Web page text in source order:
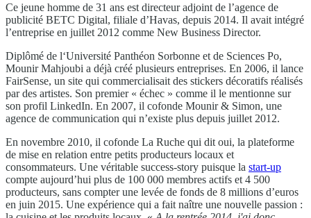
Ce jeune homme de 31 ans est directeur adjoint de l’agence de
publicité BETC Digital, filiale d’Havas, depuis 2014. Il avait intégré
l’entreprise en juillet 2012 comme New Business Director.
Diplômé de l‘Université Panthéon Sorbonne et de Sciences Po,
Mounir Mahjoubi a déjà créé plusieurs entreprises. En 2006, il lance
FairSense, un site qui commercialisait des stickers décoratifs réalisés
par des artistes. Son premier « échec » comme il le mentionne sur
son profil LinkedIn. En 2007, il cofonde Mounir & Simon, une
agence de communication qui n’existe plus depuis juillet 2012.
En novembre 2010, il cofonde La Ruche qui dit oui, la plateforme
de mise en relation entre petits producteurs locaux et
consommateurs. Une véritable success-story puisque la start-up
compte aujourd’hui plus de 100 000 membres actifs et 4 500
producteurs, sans compter une levée de fonds de 8 millions d’euros
en juin 2015. Une expérience qui a fait naître une nouvelle passion :